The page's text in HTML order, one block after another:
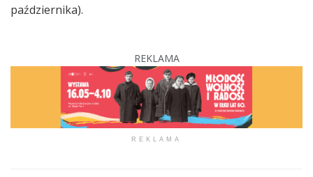
października).
REKLAMA
REKLAMA